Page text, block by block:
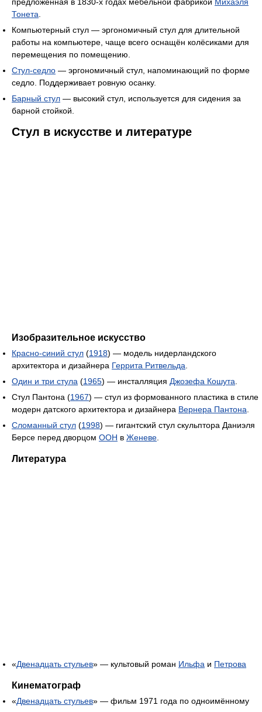
предложенная в 1830-х годах мебельной фабрикой Михаэля
Тонета.
Компьютерный стул — эргономичный стул для длительной
работы на компьютере, чаще всего оснащён колёсиками для
перемещения по помещению.
Стул-седло — эргономичный стул, напоминающий по форме
седло. Поддерживает ровную осанку.
Барный стул — высокий стул, используется для сидения за
барной стойкой.
Стул в искусстве и литературе
Изобразительное искусство
Красно-синий стул (1918) — модель нидерландского
архитектора и дизайнера Геррита Ритвельда.
Один и три стула (1965) — инсталляция Джозефа Кошута.
Стул Пантона (1967) — стул из формованного пластика в стиле
модерн датского архитектора и дизайнера Вернера Пантона.
Сломанный стул (1998) — гигантский стул скульптора Даниэля
Берсе перед дворцом ООН в Женеве.
Литература
«Двенадцать стульев» — культовый роман Ильфа и Петрова
Кинематограф
«Двенадцать стульев» — фильм 1971 года по одноимённому